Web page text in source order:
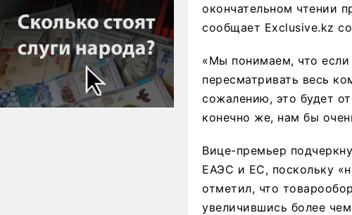
окончательном чтении
сообщает Exclusive.kz
«Мы понимаем, что если
пересматривать весь
сожалению, это будет
конечно же, нам бы
Вице-премьер
ЕАЭС и ЕС, поскольку
отметил, что
увеличившись более